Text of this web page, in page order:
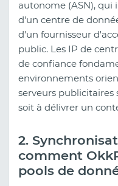
autonome (ASN),
d'un centre de
d'un fournisseur
public. Les IP de
de confiance
environnements
serveurs publicitaires
soit à délivrer un
2.
comment
pools de